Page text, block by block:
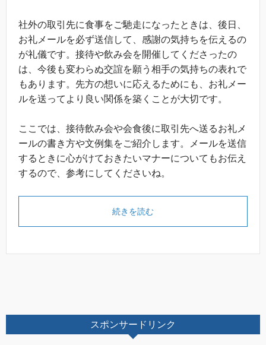
社外の取引先に食事をご馳走になったときは、後日、
お礼メールを必ず送信して、感謝の気持ちを伝えるの
が礼儀です。接待や飲み会を開催してくださったの
は、今後も変わらぬ交誼を願う相手の気持ちの表れで
もあります。先方の想いに応えるためにも、お礼メー
ルを送ってより良い関係を築くことが大切です。
ここでは、接待飲み会や会食後に取引先へ送るお礼メ
ールの書き方や文例集をご紹介します。メールを送信
するときに心がけておきたいマナーについてもお伝え
するので、参考にしてくださいね。
続きを読む
スポンサードリンク